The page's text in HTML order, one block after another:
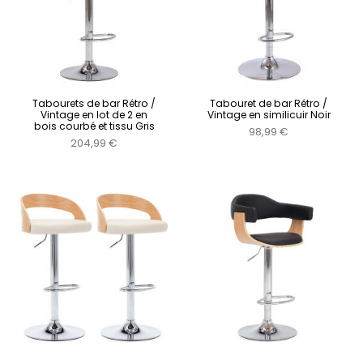
Tabourets de bar Rétro /
Vintage en lot de 2 en
bois courbé et tissu Gris
204,99 €
Tabouret de bar Rétro /
Vintage en similicuir Noir
98,99 €